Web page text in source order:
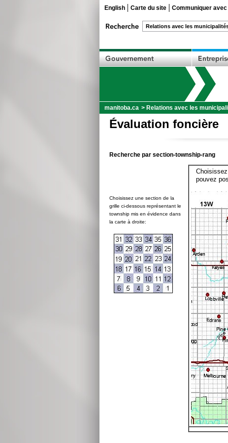
English Carte du site Communiquer
manitoba.ca > Relations avec les
Évaluation foncière
Recherche par section-township-rang
Choisissez une section de la
grille ci-dessous représentant le
township mis en évidence dans
la carte à droite:
pouvez